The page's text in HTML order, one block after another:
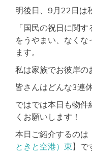
明後日、9月22日は
「国民の祝日に関
をうやまい、なく
ます。
私は家族でお彼岸の
皆さんはどんな3連
ではでは本日も物件
くお願いします！
本日ご紹介するのは
ときと空港）東】で